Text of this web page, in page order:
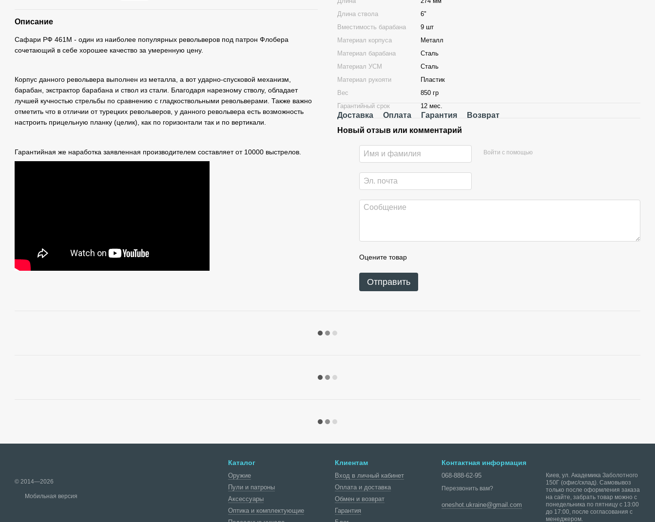
Описание
Сафари РФ 461М - один из наиболее популярных револьверов под патрон Флобера
сочетающий в себе хорошее качество за умеренную цену.
Корпус данного револьвера выполнен из металла, а вот ударно-спусковой механизм,
барабан, экстрактор барабана и ствол из стали. Благодаря нарезному стволу, обладает
лучшей кучностью стрельбы по сравнению с гладкоствольными револьверами. Также важно
отметить что в отличии от турецких револьверов, у данного револьвера есть возможность
настроить прицельную планку (целик), как по горизонтали так и по вертикали.
Гарантийная же наработка заявленная производителем составляет от 10000 выстрелов.
Длина ствола
6"
Вместимость барабана
9 шт
Материал корпуса
Металл
Материал барабана
Сталь
Материал УСМ
Сталь
Материал рукояти
Пластик
Вес
850 гр
Гарантийный срок
12 мес.
Доставка Оплата Гарантия
Возврат
Новый отзыв или комментарий
Войти с помощью
Оцените товар
Отправить
© 2014—2026
Мобильная версия
Каталог
Оружие
Пули и патроны
Аксессуары
Оптика и комплектующие
Клиентам
Вход в личный кабинет
Оплата и доставка
Обмен и возврат
Гарантия
Контактная информация
068-888-62-95
Перезвонить вам?
oneshot.ukraine@gmail.com
Киев, ул. Академика Заболотного
150Г (офис/склад). Самовывоз
только после оформления заказа
на сайте, забрать товар можно с
понедельника по пятницу с 13:00
до 17:00, после согласования с
менеджером.